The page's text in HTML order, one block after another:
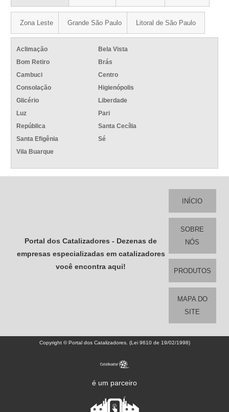
Zona Leste Grande São Paulo Litoral de São Paulo
Aclimação
Bela Vista
Bom Retiro
Brás
Cambuci
Centro
Consolação
Higienópolis
Glicério
Liberdade
Luz
Pari
República
Santa Cecília
Santa Efigênia
Sé
Vila Buarque
Portal dos Catalizadores - Dezenas de
empresas especializadas em catalizadores
você encontra aqui!
INÍCIO
SOBRE
NÓS
PRODUTOS
MAPA DO
SITE
Copyright © Portal dos Catalizadores. (Lei 9610 de 19/02/1998)
é um parceiro